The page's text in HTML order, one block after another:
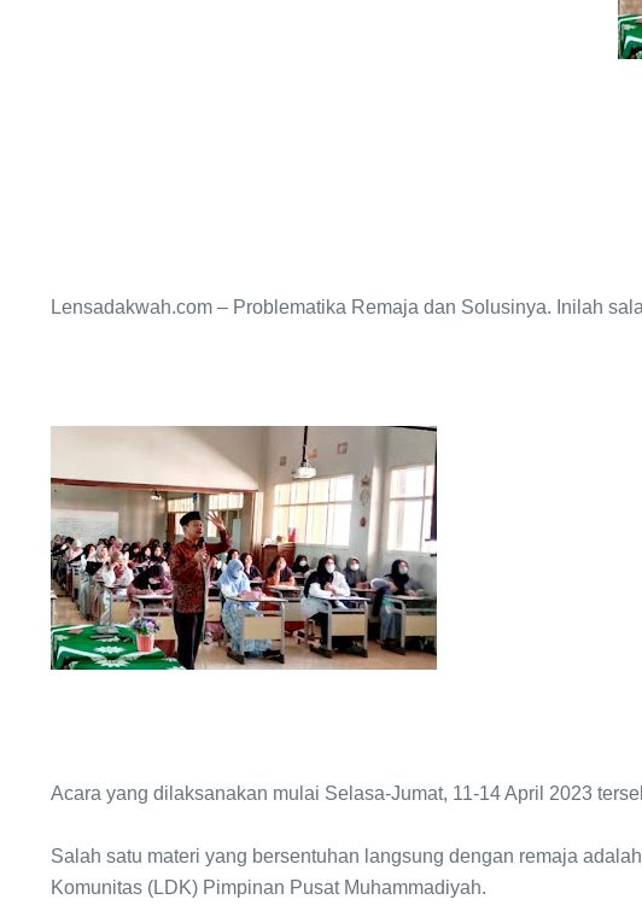
Lensadakwah.com – Problematika Remaja dan Solusinya. Inilah
Acara yang dilaksanakan mulai Selasa-Jumat, 11-14 April 2023
Salah satu materi yang bersentuhan langsung dengan remaja
Komunitas (LDK) Pimpinan Pusat Muhammadiyah.